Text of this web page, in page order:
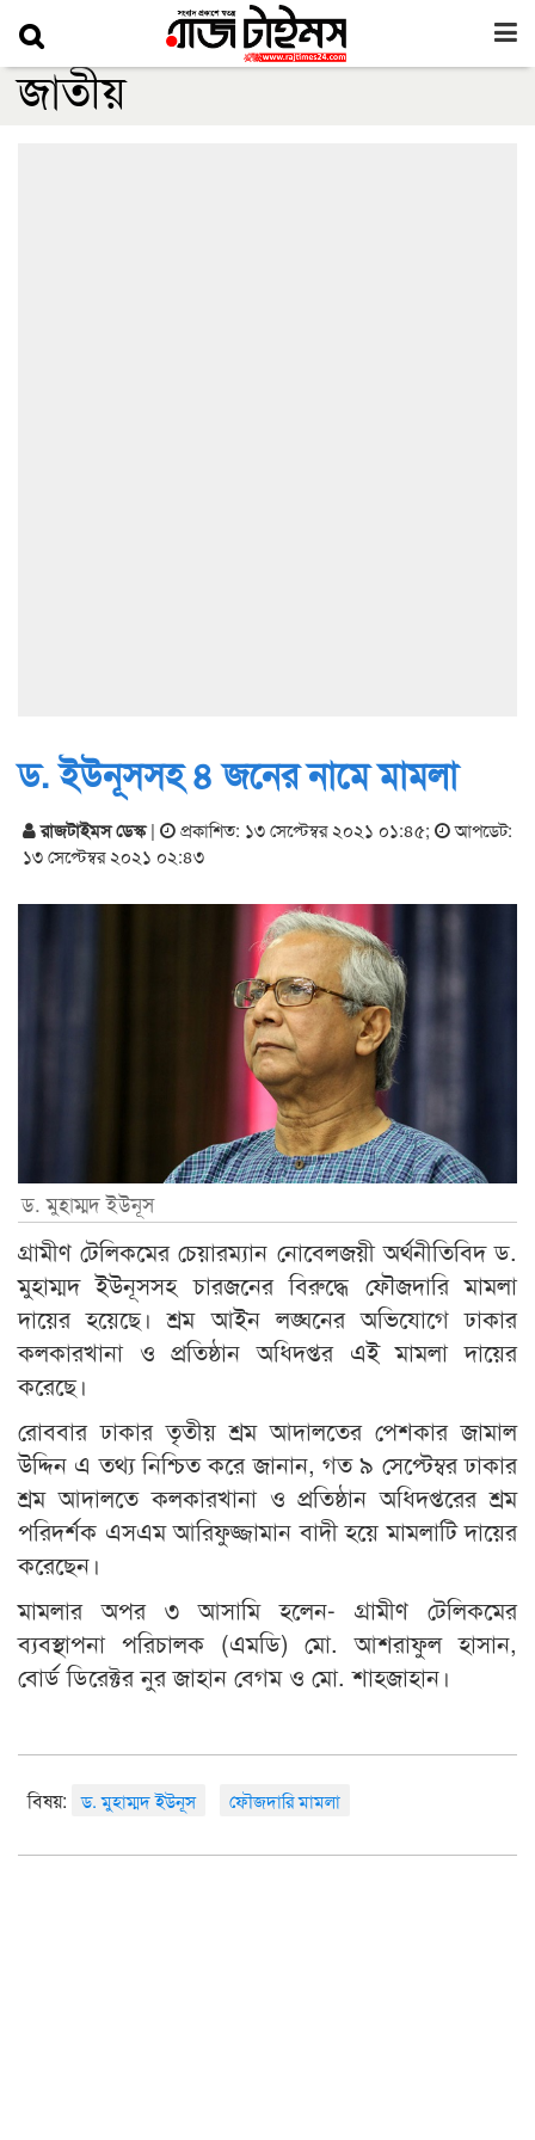
জাতীয়
ড. ইউনূসসহ ৪ জনের নামে মামলা
রাজটাইমস ডেস্ক| প্রকাশিত: ১৩ সেপ্টেম্বর ২০২১ ০১:৪৫;
আপডেট:
১৩ সেপ্টেম্বর ২০২১ ০২:৪৩
ড. মুহাম্মদ ইউনূস
গ্রামীণ টেলিকমের চেয়ারম্যান নোবেলজয়ী অর্থনীতিবিদ ড.
মুহাম্মদ ইউনূসসহ চারজনের বিরুদ্ধে ফৌজদারি মামলা
দায়ের হয়েছে। শ্রম আইন লঙ্ঘনের অভিযোগে ঢাকার
কলকারখানা ও প্রতিষ্ঠান অধিদপ্তর এই মামলা দায়ের
করেছে।
রোববার ঢাকার তৃতীয় শ্রম আদালতের পেশকার জামাল
উদ্দিন এ তথ্য নিশ্চিত করে জানান, গত ৯ সেপ্টেম্বর ঢাকার
শ্রম আদালতে কলকারখানা ও প্রতিষ্ঠান অধিদপ্তরের শ্রম
পরিদর্শক এসএম আরিফুজ্জামান বাদী হয়ে মামলাটি দায়ের
করেছেন।
মামলার অপর ৩ আসামি হলেন- গ্রামীণ টেলিকমের
ব্যবস্থাপনা পরিচালক (এমডি) মো. আশরাফুল হাসান,
বোর্ড ডিরেক্টর নুর জাহান বেগম ও মো. শাহজাহান।
বিষয়: ড. মুহাম্মদ ইউনূস ফৌজদারি মামলা